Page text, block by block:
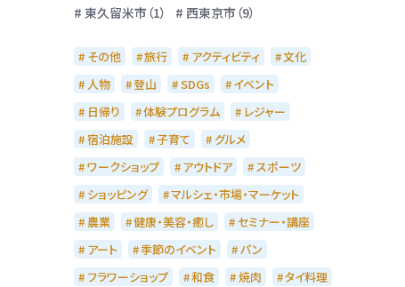
東久留米市（1）
西東京市（9）
その他 旅行 アクティビティ
文化
人物
登山 SDGs
イベント
日帰り
体験プログラム
レジャー
宿泊施設
子育て
グルメ
ワークショップ
アウトドア
スポーツ
ショッピング
マルシェ・市場・マーケット
農業
健康・美容・癒し
セミナー・講座
アート
季節のイベント
パン
フラワーショップ
和食 焼肉
タイ料理